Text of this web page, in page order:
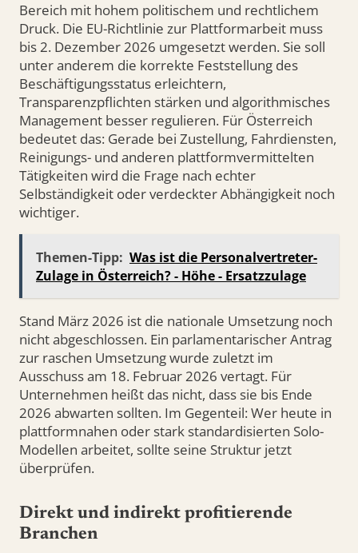
Bereich mit hohem politischem und rechtlichem
Druck. Die EU-Richtlinie zur Plattformarbeit muss
bis 2. Dezember 2026 umgesetzt werden. Sie soll
unter anderem die korrekte Feststellung des
Beschäftigungsstatus erleichtern,
Transparenzpflichten stärken und algorithmisches
Management besser regulieren. Für Österreich
bedeutet das: Gerade bei Zustellung, Fahrdiensten,
Reinigungs- und anderen plattformvermittelten
Tätigkeiten wird die Frage nach echter
Selbständigkeit oder verdeckter Abhängigkeit noch
wichtiger.
Themen-Tipp: Was ist die Personalvertreter-
Zulage in Österreich? - Höhe - Ersatzzulage
Stand März 2026 ist die nationale Umsetzung noch
nicht abgeschlossen. Ein parlamentarischer Antrag
zur raschen Umsetzung wurde zuletzt im
Ausschuss am 18. Februar 2026 vertagt. Für
Unternehmen heißt das nicht, dass sie bis Ende
2026 abwarten sollten. Im Gegenteil: Wer heute in
plattformnahen oder stark standardisierten Solo-
Modellen arbeitet, sollte seine Struktur jetzt
überprüfen.
Direkt und indirekt profitierende
Branchen